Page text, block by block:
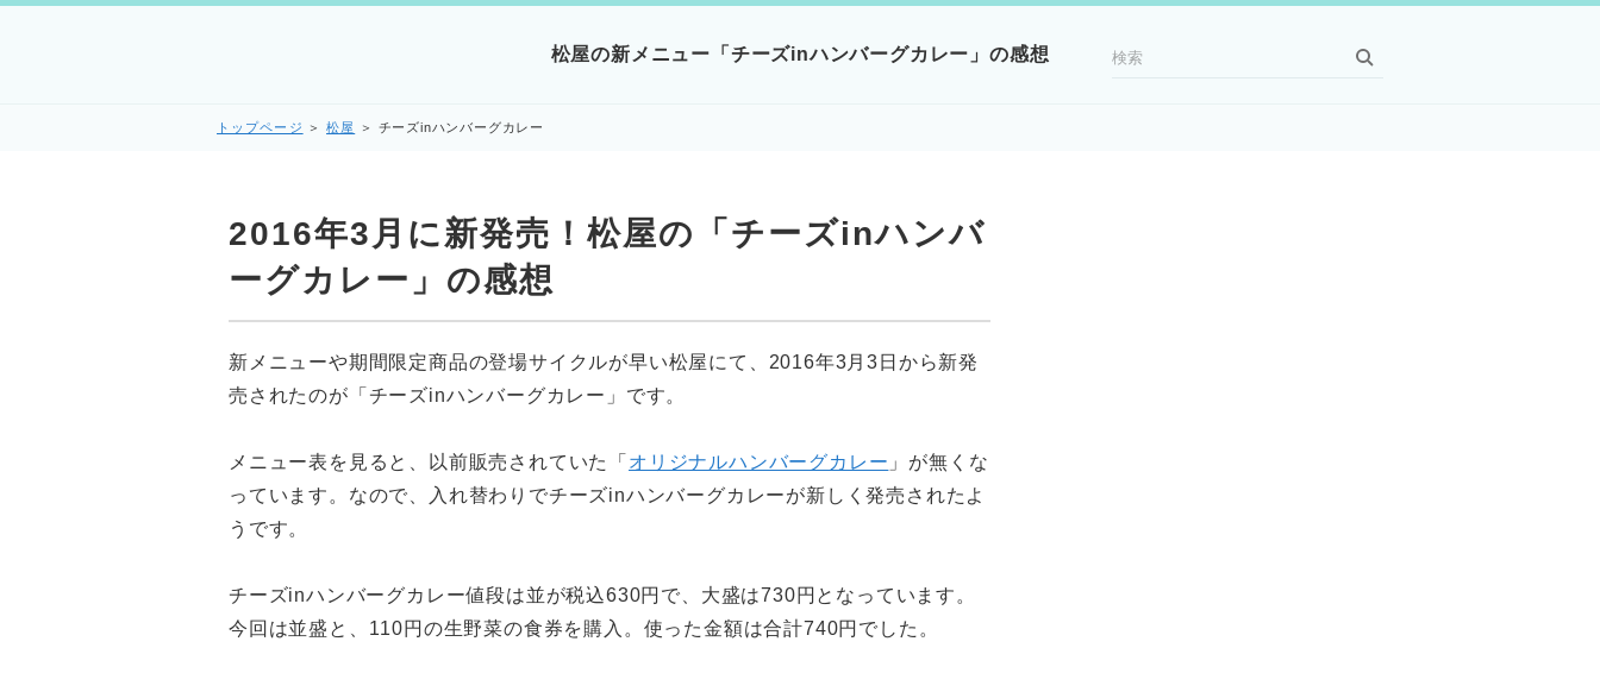
松屋の新メニュー「チーズinハンバーグカレー」の感想
トップページ ＞松屋 ＞ チーズinハンバーグカレー
2016年3月に新発売！松屋の「チーズinハンバ
ーグカレー」の感想
新メニューや期間限定商品の登場サイクルが早い松屋にて、2016年3月3日から新発
売されたのが「チーズinハンバーグカレー」です。
メニュー表を見ると、以前販売されていた「 オリジナルハンバーグカレー 」が無くな
っています。なので、入れ替わりでチーズinハンバーグカレーが新しく発売されたよ
うです。
チーズinハンバーグカレー値段は並が税込630円で、大盛は730円となっています。
今回は並盛と、110円の生野菜の食券を購入。使った金額は合計740円でした。